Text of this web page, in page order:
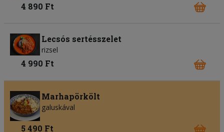
4 890 Ft
Lecsós sertésszelet
rizsel
4 990 Ft
Marhapörkölt
galuskával
5 490 Ft